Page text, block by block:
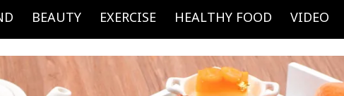
BEAUTY EXERCISE HEALTHY FOOD VIDEO